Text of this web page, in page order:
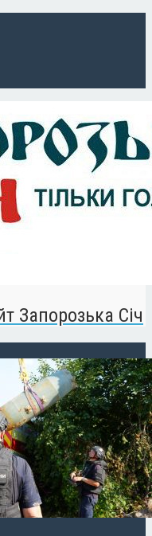
Запорозька Січ